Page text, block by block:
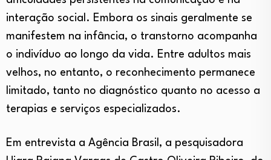
interação social. Embora os sinais geralmente se
manifestem na infância, o transtorno acompanha
o indivíduo ao longo da vida. Entre adultos mais
velhos, no entanto, o reconhecimento permanece
limitado, tanto no diagnóstico quanto no acesso a
terapias e serviços especializados.
Em entrevista a Agência Brasil, a pesquisadora